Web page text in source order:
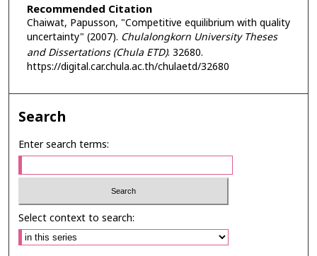
Recommended Citation
Chaiwat, Papusson, "Competitive equilibrium with quality
uncertainty" (2007). Chulalongkorn University Theses
and Dissertations (Chula ETD). 32680.
https://digital.car.chula.ac.th/chulaetd/32680
Search
Enter search terms:
Select context to search: